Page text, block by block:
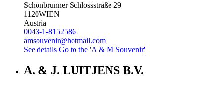
Schönbrunner Schlossstraße 29
1120WIEN
Austria
0043-1-8152586
amsouvenir@hotmail.com
See details Go to the 'A & M Souvenir'
A. & J. LUITJENS B.V.